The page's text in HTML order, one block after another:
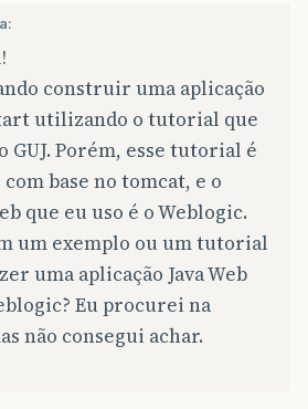
construir uma aplicação
utilizando o tutorial que
GUJ. Porém, esse tutorial é
base no tomcat, e o
que eu uso é o Weblogic.
um exemplo ou um tutorial
uma aplicação Java Web
Eu procurei na
não consegui achar.